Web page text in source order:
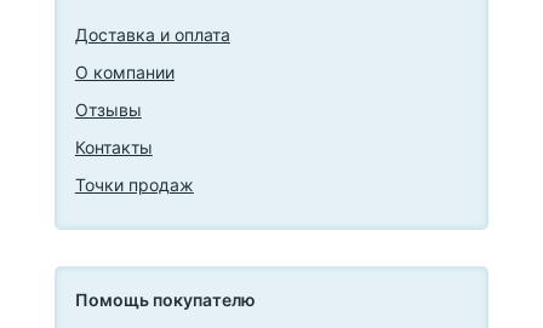
Доставка и оплата
О компании
Отзывы
Контакты
Точки продаж
Помощь покупателю